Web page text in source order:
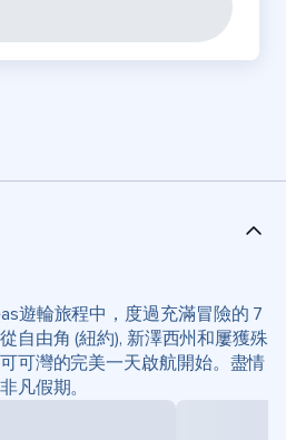
遊輪旅程中，度過充滿冒險的 7
自由角 (紐約), 新澤西州和屢獲殊
可灣的完美一天啟航開始。盡情
凡假期。